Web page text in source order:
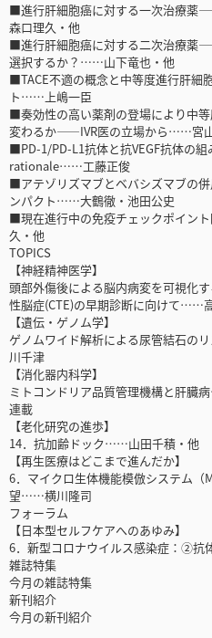
■進行肝細胞癌に対する一次治療
森口理久・他
■進行肝細胞癌に対する二次治療薬
選択するか？……山下竜也・他
■TACE不適の概念と中等度進行肝細
ト……上嶋一臣
■奏効性の高い薬剤の登場により中
変わるか――IVR医の立場から……宮
■PD-1/PD-L1抗体と抗VEGF抗体の
rationale……工藤正俊
■アテゾリズマブとベバシズマブの
ンパクト……大鶴徹・池田公史
■現在進行中の免疫チェックポイン
久・他
TOPICS
【神経精神医学】
頭部外傷後による脳内病変を可視化
性脳症(CTE)の早期診断に向けて……
【遺伝・ゲノム学】
ゲノムワイド解析による尿管結石の
川千津
【消化器内科学】
ミトコンドリア品質管理機構と肝
連載
【老化研究の進歩】
14．抗加齢ドック……山田千積・他
【再生医療はどこまで進んだか】
6．マイクロ生体機能模倣システム（
望……横川隆司
フォーラム
【日本型セルフケアへのあゆみ】
6．新型コロナウイルス感染症：②
雑誌特集
今月の雑誌特集
新刊紹介
今月の新刊紹介